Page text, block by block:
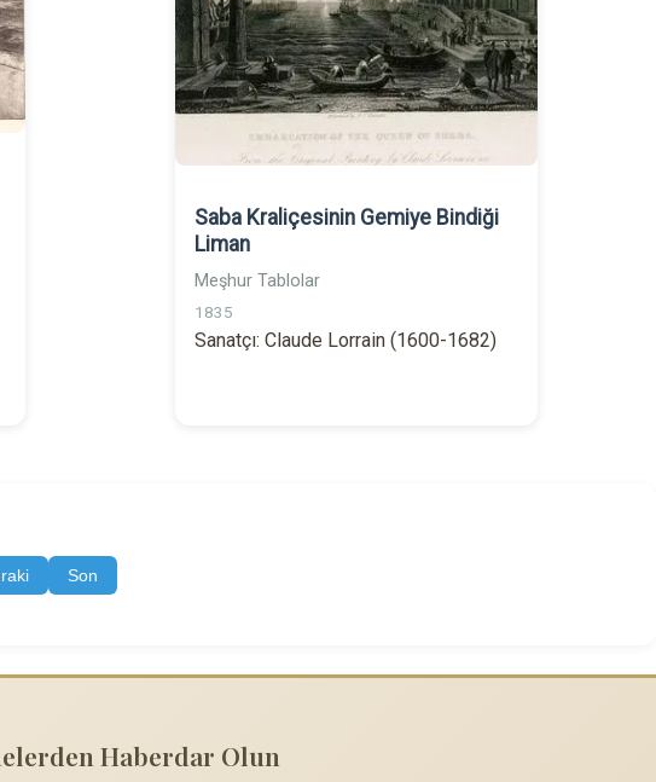
Saba Kraliçesinin Gemiye Bindiği
Liman
Meşhur Tablolar
1835
Sanatçı: Claude Lorrain (1600-1682)
Son
Haberdar Olun